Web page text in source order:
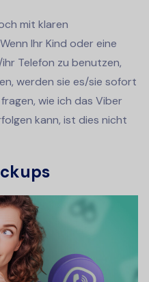
mit klaren
Ihr Kind oder eine
Telefon zu benutzen,
werden sie es/sie sofort
wie ich das Viber
kann, ist dies nicht